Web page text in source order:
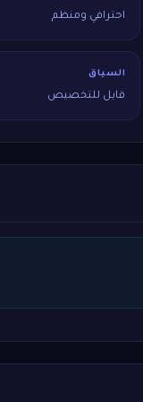
احترافي ومنظم
السياق
قابل للتخصيص